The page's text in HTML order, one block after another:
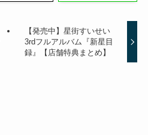
【発売中】星街すいせい
3rdフルアルバム『新星目
録』【店舗特典まとめ】